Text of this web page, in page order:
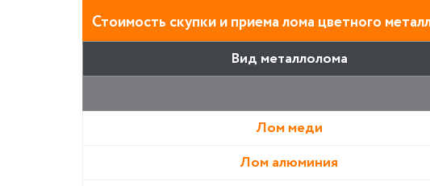
Стоимость скупки и приема лома цветного
Вид металлолома
Лом меди
Лом алюминия